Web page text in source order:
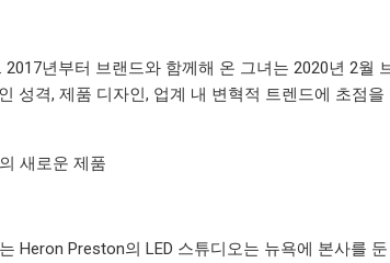
년부터 브랜드와 함께해 온 그녀는 2020년 2월
성격, 제품 디자인, 업계 내 변혁적 트렌드에 초점
새로운 제품
Heron Preston의 LED 스튜디오는 뉴욕에 본사를